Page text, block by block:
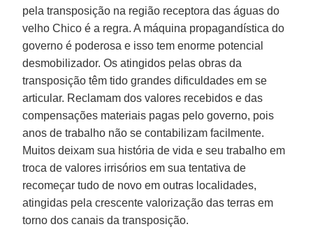
pela transposição na região receptora das águas do
velho Chico é a regra. A máquina propagandística do
governo é poderosa e isso tem enorme potencial
desmobilizador. Os atingidos pelas obras da
transposição têm tido grandes dificuldades em se
articular. Reclamam dos valores recebidos e das
compensações materiais pagas pelo governo, pois
anos de trabalho não se contabilizam facilmente.
Muitos deixam sua história de vida e seu trabalho em
troca de valores irrisórios em sua tentativa de
recomeçar tudo de novo em outras localidades,
atingidas pela crescente valorização das terras em
torno dos canais da transposição.